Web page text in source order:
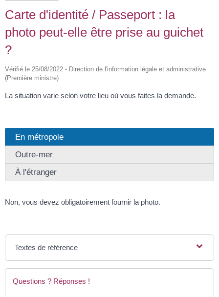
Carte d'identité / Passeport : la
photo peut-elle être prise au guichet
?
Vérifié le 25/08/2022 - Direction de l'information légale et administrative
(Première ministre)
La situation varie selon votre lieu où vous faites la demande.
En métropole
Outre-mer
À l'étranger
Non, vous devez obligatoirement fournir la photo.
Textes de référence
Questions ? Réponses !